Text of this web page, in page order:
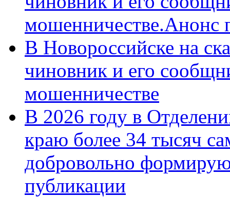
мошенничестве.Анонс
В Новороссийске на
чиновник и его
мошенничестве
В 2026 году в
краю более 34 тысяч
добровольно
публикации